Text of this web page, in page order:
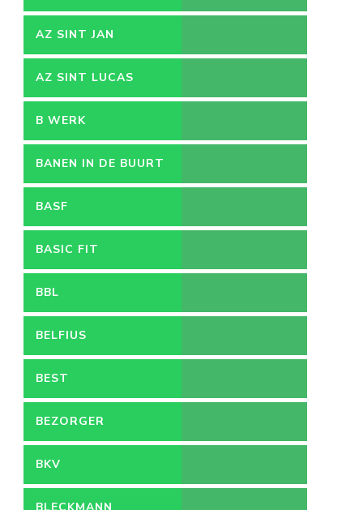
AZ SINT JAN
VACATURES
AZ SINT LUCAS
B WERK
BANEN IN DE BUURT
BASF
BASIC FIT
BBL
BELFIUS
BEST
BEZORGER
BKV